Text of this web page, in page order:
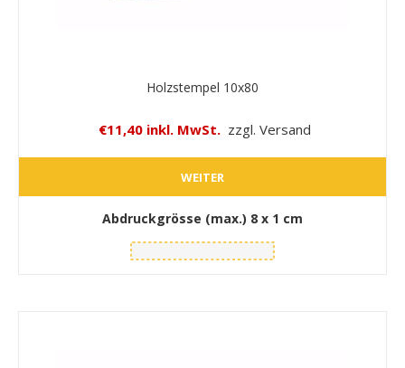
Holzstempel 10x80
€11,40 inkl. MwSt. zzgl. Versand
WEITER
Abdruckgrösse (max.) 8 x 1 cm